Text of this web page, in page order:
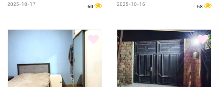
2025-10-17 60 2025-10-16 58